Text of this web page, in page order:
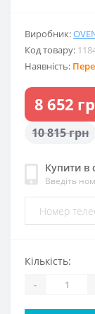
Виробник:
Код товару:
Наявність:
8 652
10 815 грн
Купити в
Введіть
Кількість:
-